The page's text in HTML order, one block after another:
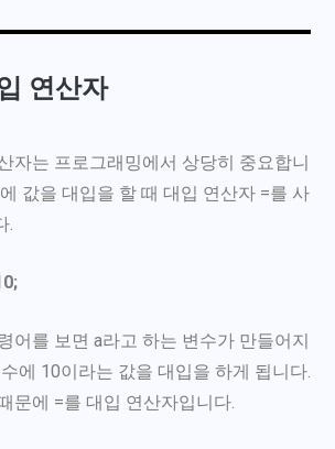
연산자
자는 프로그래밍에서 상당히 중요합니
값을 대입을 할 때 대입 연산자 =를 사
.
어를 보면 a라고 하는 변수가 만들어지
에 10이라는 값을 대입을 하게 됩니다.
문에 =를 대입 연산자입니다.